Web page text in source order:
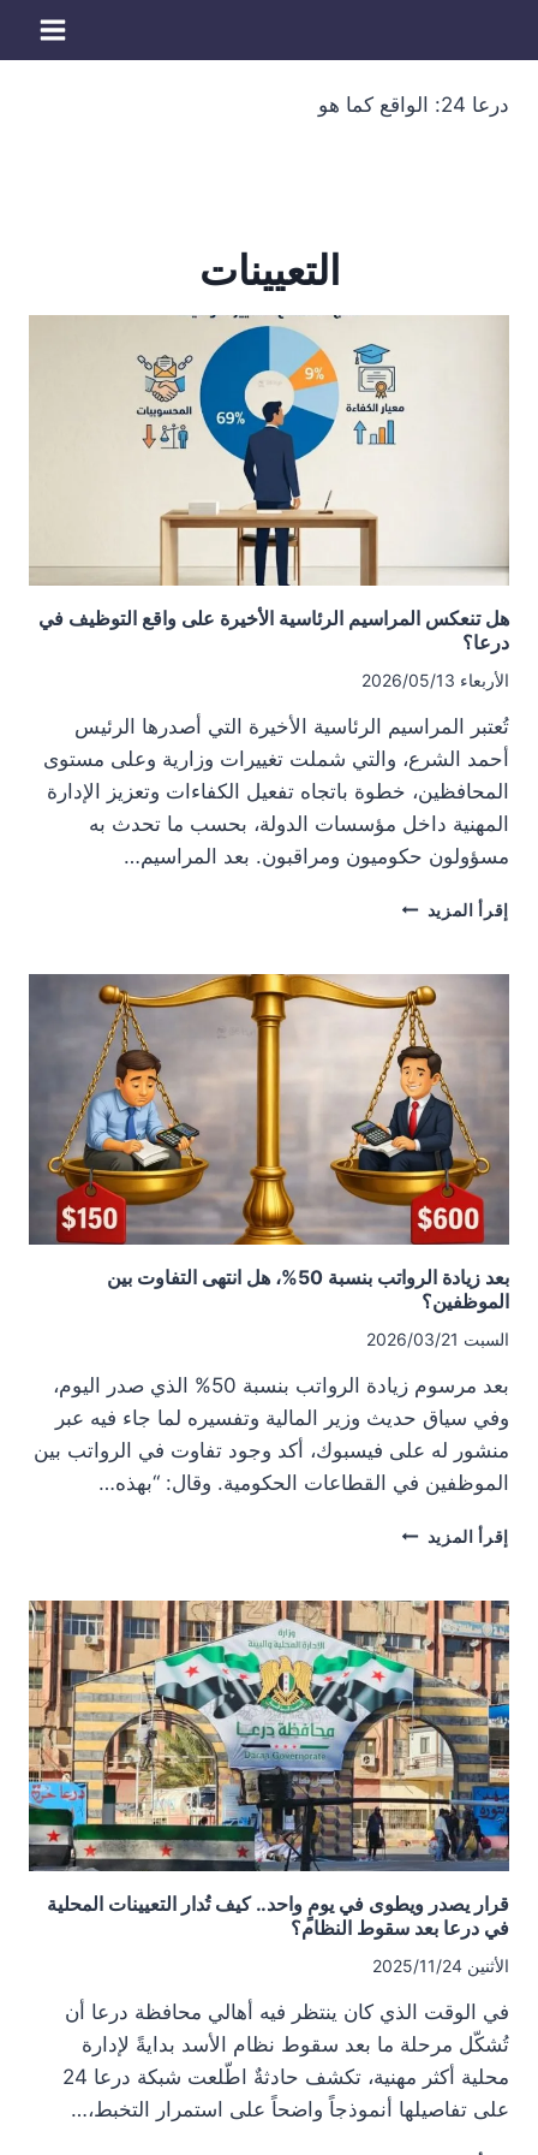
درعا 24: الواقع كما هو
التعيينات
هل تنعكس المراسيم الرئاسية الأخيرة على واقع التوظيف في
درعا؟
الأربعاء 2026/05/13
تُعتبر المراسيم الرئاسية الأخيرة التي أصدرها الرئيس
أحمد الشرع، والتي شملت تغييرات وزارية وعلى مستوى
المحافظين، خطوة باتجاه تفعيل الكفاءات وتعزيز الإدارة
المهنية داخل مؤسسات الدولة، بحسب ما تحدث به
مسؤولون حكوميون ومراقبون. بعد المراسيم…
إقرأ المزيد هل
الرئاسية
الأخيرة
على
واقع
التوظيف
في
درعا؟
بعد زيادة الرواتب بنسبة 50%، هل انتهى التفاوت بين
الموظفين؟
السبت 2026/03/21
بعد مرسوم زيادة الرواتب بنسبة 50% الذي صدر اليوم،
وفي سياق حديث وزير المالية وتفسيره لما جاء فيه عبر
منشور له على فيسبوك، أكد وجود تفاوت في الرواتب بين
الموظفين في القطاعات الحكومية. وقال: “بهذه…
إقرأ المزيد بعد
بنسبة
50%،
هل
انتهى
التفاوت
بين
الموظفين؟
قرار يصدر ويطوى في يومٍ واحد.. كيف تُدار التعيينات المحلية
في درعا بعد سقوط النظام؟
الأثنين 2025/11/24
في الوقت الذي كان ينتظر فيه أهالي محافظة درعا أن
تُشكّل مرحلة ما بعد سقوط نظام الأسد بدايةً لإدارة
محلية أكثر مهنية، تكشف حادثةٌ اطّلعت شبكة درعا 24
على تفاصيلها أنموذجاً واضحاً على استمرار التخبط،…